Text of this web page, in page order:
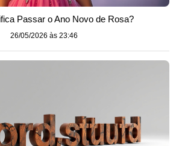
Passar o Ano Novo de Rosa?
26/05/2026 às 23:46